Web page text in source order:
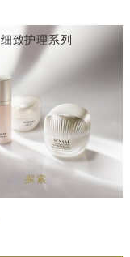
细致护理系列
探索